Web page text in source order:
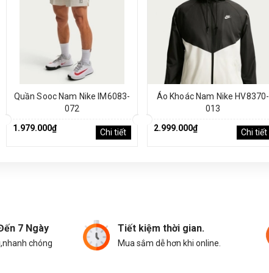
Quần Sooc Nam Nike IM6083-
072
1.979.000₫
Chi tiết
Áo Khoác Nam Nike HV8370-
013
2.999.000₫
Chi tiết
7 Ngày
chóng
Tiết kiệm thời gian.
Mua sắm dễ hơn khi online.